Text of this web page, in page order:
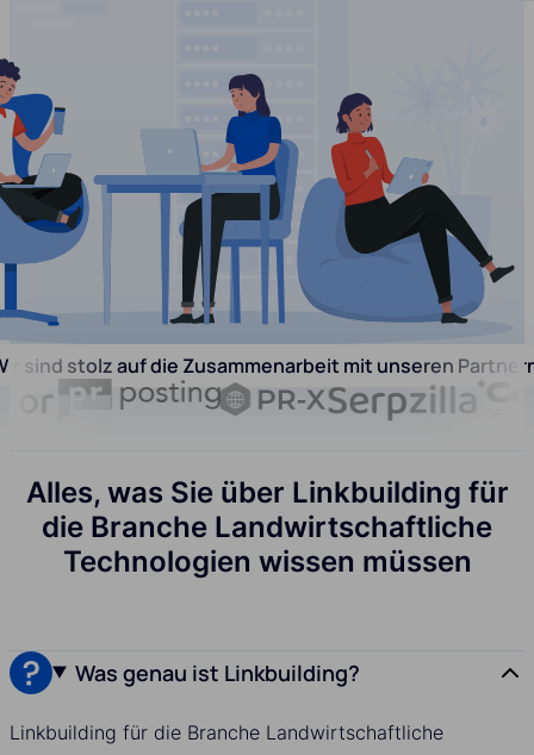
sind stolz auf die Zusammenarbeit mit unseren
Alles, was Sie über Linkbuilding für
die Branche Landwirtschaftliche
Technologien wissen müssen
Was genau ist Linkbuilding?
Linkbuilding für die Branche Landwirtschaftliche